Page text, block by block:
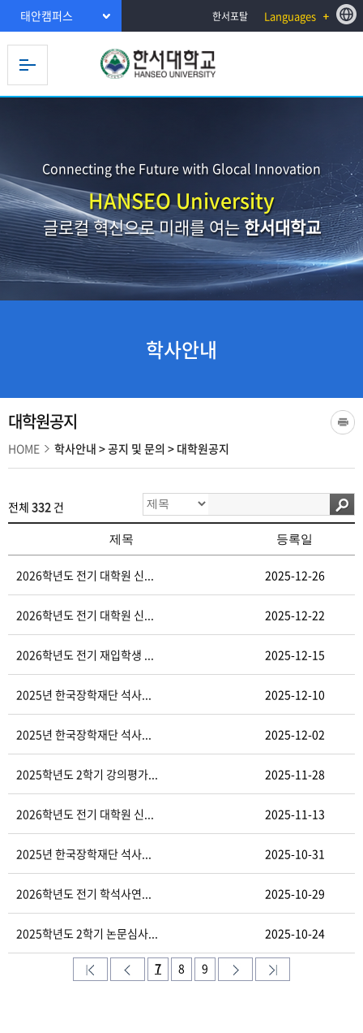
태안캠퍼스 한서포탈 Languages
Connecting the Future with Glocal Innovation
HANSEO University
글로컬 혁신으로 미래를 여는한서대학교
학사안내
대학원공지
HOME 학사안내 >공지 및 문의 > 대학원공지
전체 332 건
제목 등록일
2026학년도 전기 대학원 신... 2025-12-26
2026학년도 전기 대학원 신... 2025-12-22
2026학년도 전기 재입학생 ... 2025-12-15
2025년 한국장학재단 석사... 2025-12-10
2025년 한국장학재단 석사... 2025-12-02
2025학년도 2학기 강의평가... 2025-11-28
2026학년도 전기 대학원 신... 2025-11-13
2025년 한국장학재단 석사... 2025-10-31
2026학년도 전기 학석사연... 2025-10-29
2025학년도 2학기 논문심사... 2025-10-24
7 8 9